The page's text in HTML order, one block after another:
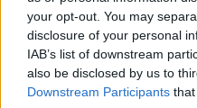
your opt-out. You may
disclosure of your personal
IAB’s list of downstream
also be disclosed by us to
Downstream Participants
ΓΕΎΣΗ -
Κίσαμος:
Πατεριανά
5 Αυγούστου